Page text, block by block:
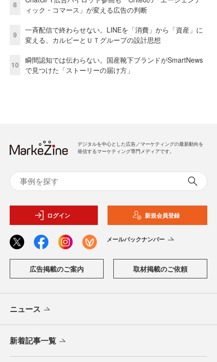
8
ィック・コマース」が変える広告の判断
9
一斉配信で終わらせない。LINEを「消費」から「資産」に
変える、カルビーとＵＴグループの設計思想
10
瞬間認知では伝わらない。国産靴下ブランドがSmartNews
で見つけた「ストーリーの届け方」
デジタルを中心とした広告／マーケティングの最新動向を
発信するマーケティング専門メディアです。
ログイン 新規会員登録
メールバックナンバー
広告掲載のご案内 取材掲載のご依頼
ニュース
新着記事一覧